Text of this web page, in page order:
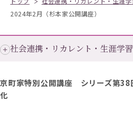
2024年2月（杉本家公開講座）
社会連携・リカレント・生涯学習
京町家特別公開講座 シリーズ第
化